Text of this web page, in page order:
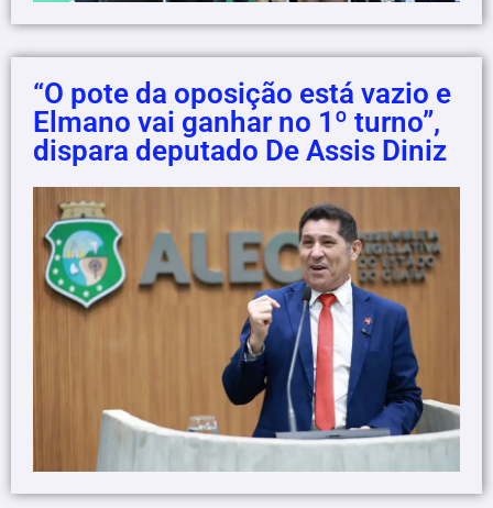
“O pote da oposição está vazio e
Elmano vai ganhar no 1º turno”,
dispara deputado De Assis Diniz